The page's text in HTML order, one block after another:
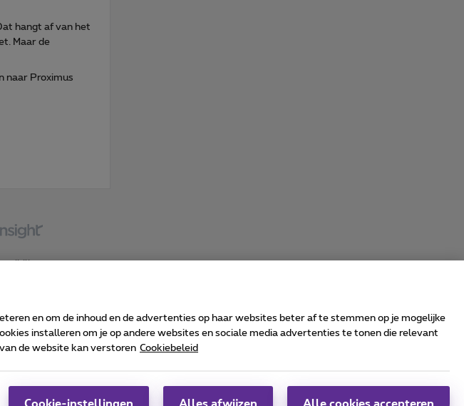
hangt af van het
Maar de
naar Proximus
statement
Carrier & Wholesale Solutions
Proximus Group
| Telindus
en om de inhoud en de advertenties op haar websites beter af te stemmen op je mogelijke
installeren om je op andere websites en sociale media advertenties te tonen die relevant
de website kan verstoren Cookiebeleid